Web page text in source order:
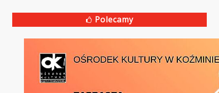
Polecamy